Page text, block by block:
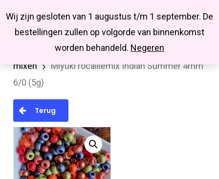
Wij zijn gesloten van 1 augustus t/m 1 september. De
bestellingen zullen op volgorde van binnenkomst
worden behandeld. Negeren
main
Missbluesieraden
searchaccount
MIYUKI en TOHO rocailles
miyuki
mixen
Miyuki rocaillemix Indian Summer 4mm
6/0 (5g)
Terug
Close